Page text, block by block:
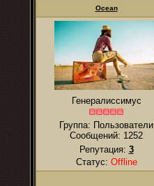
Ocean
Генералиссимус
Группа: Пользователи
Сообщений: 1252
Репутация: 3
Статус: Offline